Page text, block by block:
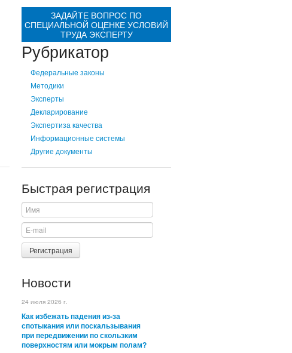
ЗАДАЙТЕ ВОПРОС ПО
СПЕЦИАЛЬНОЙ ОЦЕНКЕ УСЛОВИЙ
ТРУДА ЭКСПЕРТУ
Рубрикатор
Федеральные законы
Методики
Эксперты
Декларирование
Экспертиза качества
Информационные системы
Другие документы
Быстрая регистрация
Регистрация
Новости
24 июля 2026 г.
Как избежать падения из-за
спотыкания или поскальзывания
при передвижении по скользким
поверхностям или мокрым полам?